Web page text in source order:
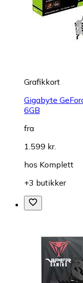
Grafikkort
Gigabyte
6GB
fra
1.599 kr.
hos Komplett
+3 butikker